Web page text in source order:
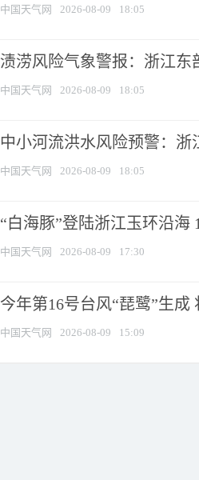
中国天气网 2026-08-09 18:05
渍涝风险气象警报：浙江
中国天气网 2026-08-09 18:05
中小河流洪水风险预警：
中国天气网 2026-08-09 18:05
“白海豚”登陆浙江玉环沿海
中国天气网 2026-08-09 17:30
今年第16号台风“琵鹭”生
中国天气网 2026-08-09 15:09